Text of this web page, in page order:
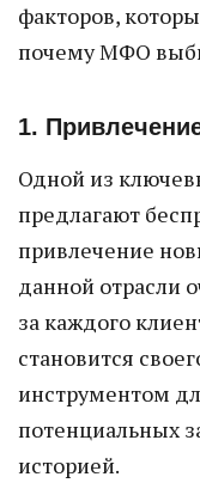
факторов,
почему МФО
1.
Одной из
предлагают
привлечение
данной отрасли
за каждого
становится
инструментом
потенциальных
историей.